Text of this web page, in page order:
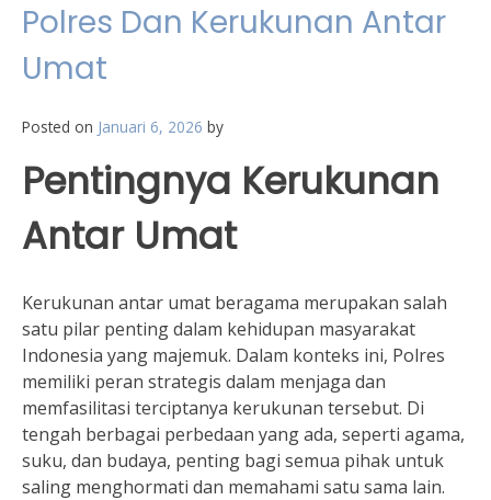
Polres Dan Kerukunan Antar
Umat
Posted on Januari 6, 2026 by
Pentingnya Kerukunan
Antar Umat
Kerukunan antar umat beragama merupakan salah
satu pilar penting dalam kehidupan masyarakat
Indonesia yang majemuk. Dalam konteks ini, Polres
memiliki peran strategis dalam menjaga dan
memfasilitasi terciptanya kerukunan tersebut. Di
tengah berbagai perbedaan yang ada, seperti agama,
suku, dan budaya, penting bagi semua pihak untuk
saling menghormati dan memahami satu sama lain.